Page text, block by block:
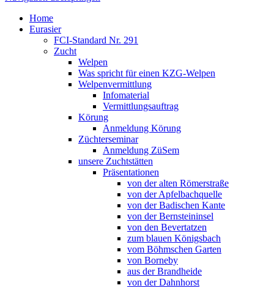
Home
Eurasier
FCI-Standard Nr. 291
Zucht
Welpen
Was spricht für einen KZG-Welpen
Welpenvermittlung
Infomaterial
Vermittlungsauftrag
Körung
Anmeldung Körung
Züchterseminar
Anmeldung ZüSem
unsere Zuchtstätten
Präsentationen
von der alten Römerstraße
von der Apfelbachquelle
von der Badischen Kante
von der Bernsteininsel
von den Bevertatzen
zum blauen Königsbach
vom Böhmschen Garten
von Borneby
aus der Brandheide
von der Dahnhorst